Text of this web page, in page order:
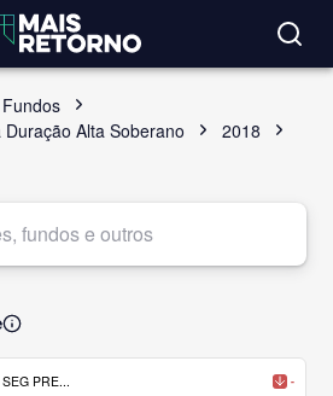
Alta Soberano
2018
PRE... -